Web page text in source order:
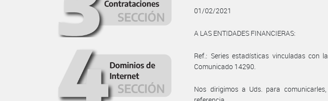
01/02/2021
A LAS ENTIDADES FINANCIERAS:
Ref.: Series estadísticas vinculadas con
Comunicado 14290.
Nos dirigimos a Uds. para